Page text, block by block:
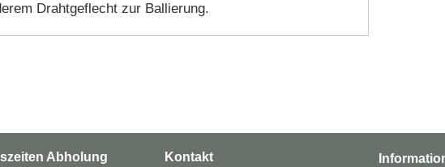
Drahtgeflecht zur Ballierung.
Abholung Kontakt